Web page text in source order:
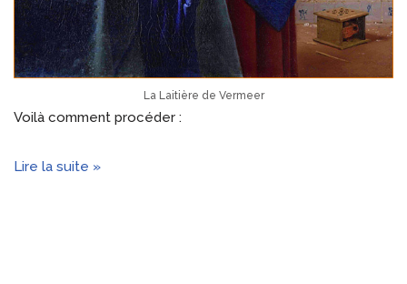
La Laitière de Vermeer
Voilà comment procéder :
Lire la suite »